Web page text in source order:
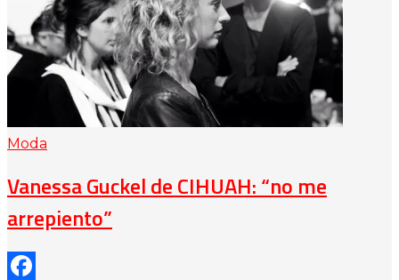
Moda
Vanessa Guckel de CIHUAH: “no me
arrepiento”